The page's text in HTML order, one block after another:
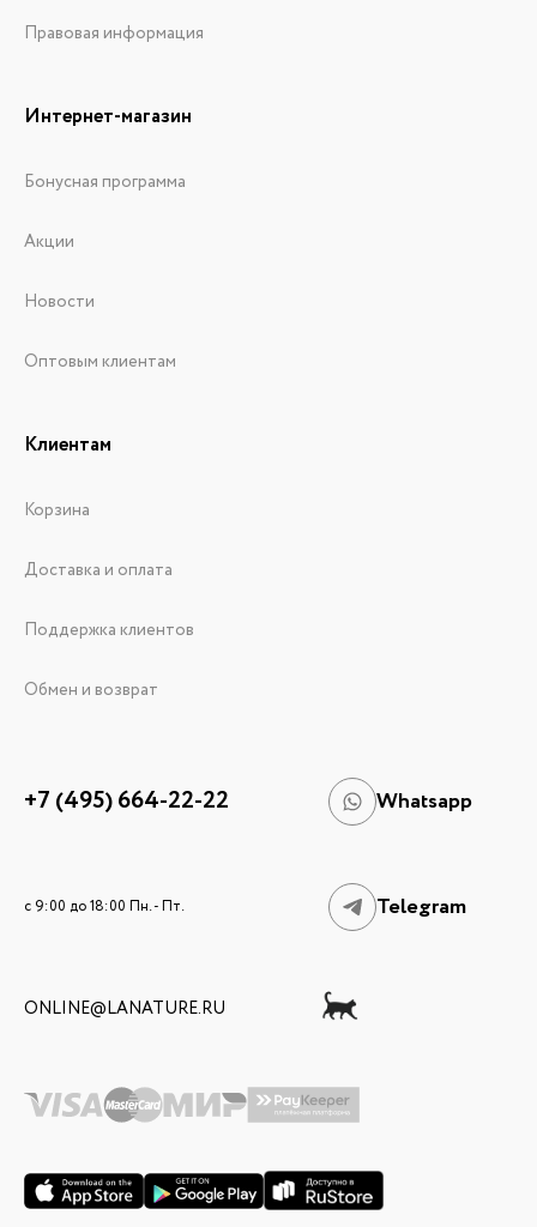
Правовая информация
Интернет-магазин
Бонусная программа
Акции
Новости
Оптовым клиентам
Клиентам
Корзина
Доставка и оплата
Поддержка клиентов
Обмен и возврат
+7 (495) 664-22-22 Whatsapp
c 9:00 до 18:00 Пн. - Пт. Telegram
ONLINE@LANATURE.RU